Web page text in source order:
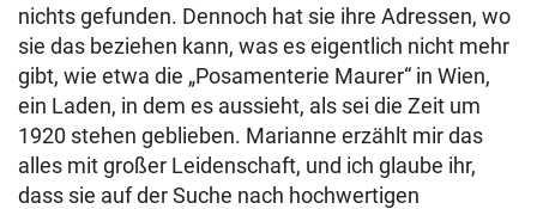
nichts gefunden. Dennoch hat sie ihre Adressen, wo
sie das beziehen kann, was es eigentlich nicht mehr
gibt, wie etwa die „Posamenterie Maurer“ in Wien,
ein Laden, in dem es aussieht, als sei die Zeit um
1920 stehen geblieben. Marianne erzählt mir das
alles mit großer Leidenschaft, und ich glaube ihr,
dass sie auf der Suche nach hochwertigen